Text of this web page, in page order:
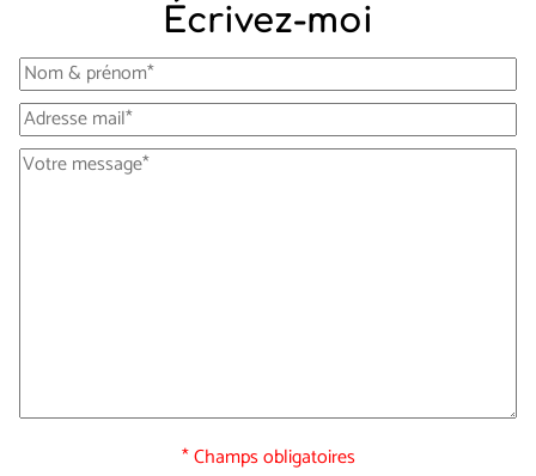
Écrivez-moi
* Champs obligatoires